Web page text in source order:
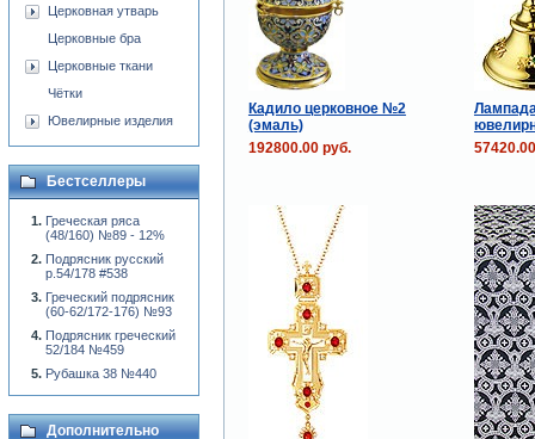
Кадило церковное №2
(эмаль)
192800.00 руб.
Церковная утварь
Церковные бра
Церковные ткани
Чётки
Ювелирные изделия
Бестселлеры
Греческая ряса
(48/160) №89 - 12%
Подрясник русский
р.54/178 #538
Греческий подрясник
(60-62/172-176) №93
Подрясник греческий
52/184 №459
Рубашка 38 №440
Дополнительно